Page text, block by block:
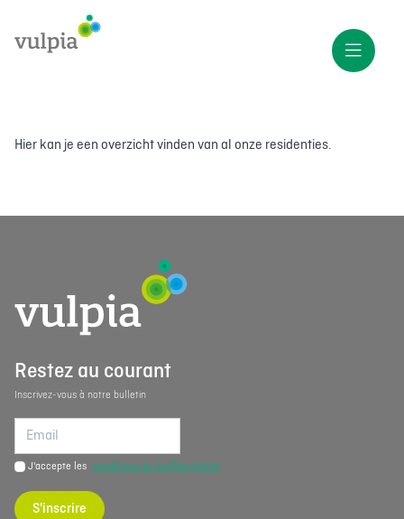
Hier kan je een overzicht vinden van al onze residenties.
Restez au courant
Inscrivez-vous à notre bulletin
J'accepte les conditions de confidentialité
S'inscrire